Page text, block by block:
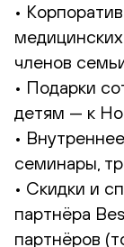
•
членов
• Подарки
детям — к
•
семинары,
• Скидки и
партнёра
партнёров